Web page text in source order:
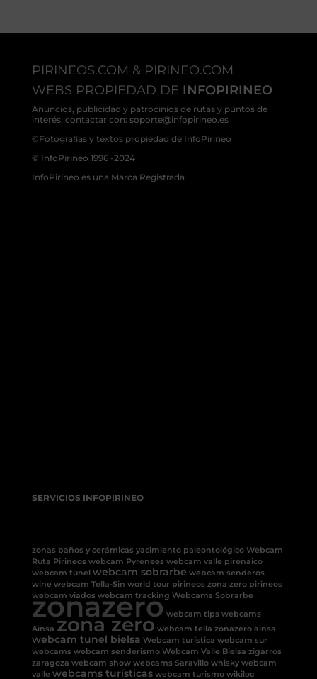
PIRINEOS.COM & PIRINEO.COM
WEBS PROPIEDAD DE INFOPIRINEO
Anuncios, publicidad y patrocinios de rutas y puntos de
interés, contactar con: soporte@infopirineo.es
©Fotografías y textos propiedad de InfoPirineo
© InfoPirineo 1996 -2024
InfoPirineo es una Marca Registrada
SERVICIOS INFOPIRINEO
zonas baños y cerámicas yacimiento paleontológico Webcam
Ruta Pirineos webcam Pyrenees webcam valle pirenaico
webcam tunel webcam sobrarbe webcam senderos
wine webcam Tella-Sin world tour pirineos zona zero pirineos
webcam viados webcam tracking Webcams Sobrarbe
zonazero webcam tips webcams
Ainsa zona zero webcam tella zonazero ainsa
webcam tunel bielsa Webcam turística webcam sur
webcams webcam senderismo Webcam Valle Bielsa zigarros
zaragoza webcam show webcams Saravillo whisky webcam
valle webcams turísticas webcam turismo wikiloc